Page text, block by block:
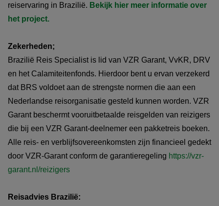
reiservaring in Brazilië. Bekijk hier meer informatie over
het project.
Zekerheden;
Brazilië Reis Specialist is lid van VZR Garant, VvKR, DRV
en het Calamiteitenfonds. Hierdoor bent u ervan verzekerd
dat BRS voldoet aan de strengste normen die aan een
Nederlandse reisorganisatie gesteld kunnen worden. VZR
Garant beschermt vooruitbetaalde reisgelden van reizigers
die bij een VZR Garant-deelnemer een pakketreis boeken.
Alle reis- en verblijfsovereenkomsten zijn financieel gedekt
door VZR-Garant conform de garantieregeling https://vzr-
garant.nl/reizigers
Reisadvies Brazilië: